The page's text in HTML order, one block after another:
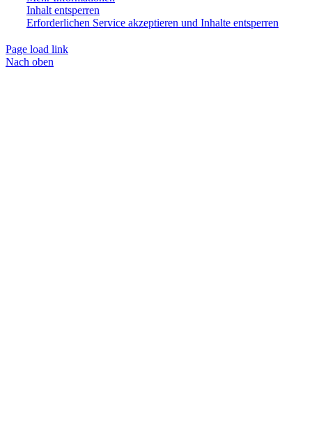
Inhalt entsperren
Erforderlichen Service akzeptieren und Inhalte entsperren
Page load link
Nach oben